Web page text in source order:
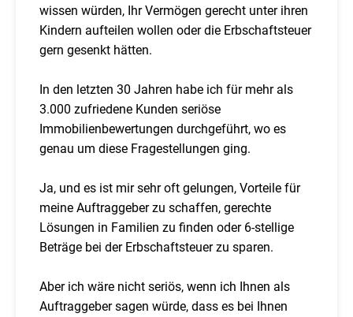
wissen würden, Ihr Vermögen gerecht unter ihren
Kindern aufteilen wollen oder die Erbschaftsteuer
gern gesenkt hätten.
In den letzten 30 Jahren habe ich für mehr als
3.000 zufriedene Kunden seriöse
Immobilienbewertungen durchgeführt, wo es
genau um diese Fragestellungen ging.
Ja, und es ist mir sehr oft gelungen, Vorteile für
meine Auftraggeber zu schaffen, gerechte
Lösungen in Familien zu finden oder 6-stellige
Beträge bei der Erbschaftsteuer zu sparen.
Aber ich wäre nicht seriös, wenn ich Ihnen als
Auftraggeber sagen würde, dass es bei Ihnen